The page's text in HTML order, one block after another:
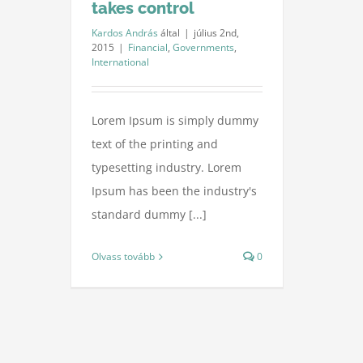
takes control
Kardos András által | július 2nd,
2015 | Financial, Governments,
International
Lorem Ipsum is simply dummy
text of the printing and
typesetting industry. Lorem
Ipsum has been the industry's
standard dummy [...]
Olvass tovább 0